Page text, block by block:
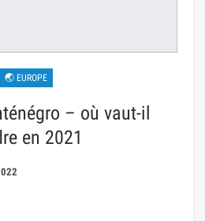
🌏 EUROPE
– où vaut-il
en 2021